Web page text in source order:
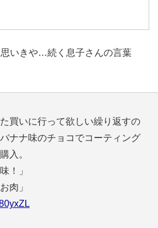
いきや…続く息子さんの言葉
買いに行って欲しい繰り返すの
ナナ味のチョコでコーティング
入。
！」
肉」